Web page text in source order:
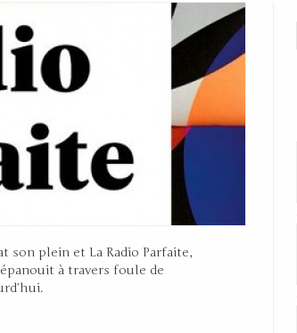
son plein et La Radio Parfaite,
à travers foule de